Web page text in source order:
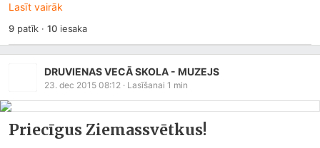
Lasīt vairāk
9patīk ·10iesaka
DRUVIENAS VECĀ SKOLA - MUZEJS
23. dec 2015 08:12 · Lasīšanai 1 min
Priecīgus Ziemassvētkus!